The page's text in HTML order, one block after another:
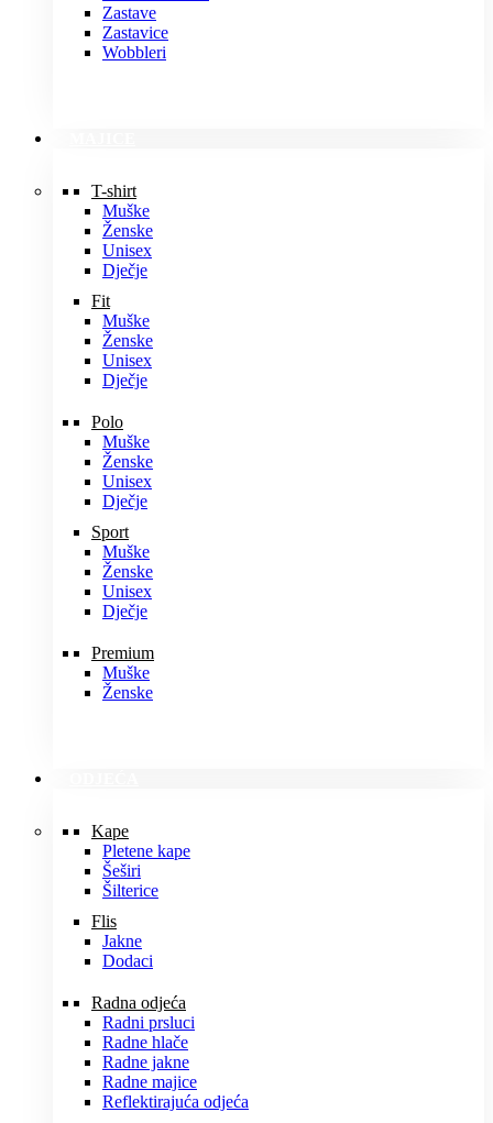
Zastave
Zastavice
Wobbleri
T-shirt
Muške
Ženske
Unisex
Dječje
Fit
Muške
Ženske
Unisex
Dječje
Polo
Muške
Ženske
Unisex
Dječje
Sport
Muške
Ženske
Unisex
Dječje
Premium
Muške
Ženske
Kape
Pletene kape
Šeširi
Šilterice
Flis
Jakne
Dodaci
Radna odjeća
Radni prsluci
Radne hlače
Radne jakne
Radne majice
Reflektirajuća odjeća